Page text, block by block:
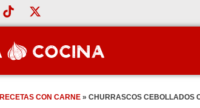
RECETAS CON CARNE » CHURRASCOS CEBOLLADOS